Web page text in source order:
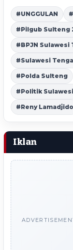
#UNGGULAN
#Pilgub Sulteng
#BPJN Sulawesi
#Sulawesi
#Polda Sulteng
#Politik
#Reny Lamadjido
Iklan